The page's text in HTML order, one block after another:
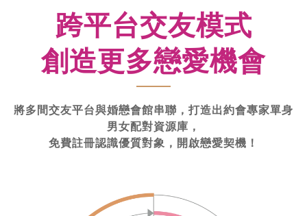
跨平台交友模式
創造更多戀愛機會
將多間交友平台與婚戀會館串聯，打造出約會專家單身
男女配對資源庫，
免費註冊認識優質對象，開啟戀愛契機！